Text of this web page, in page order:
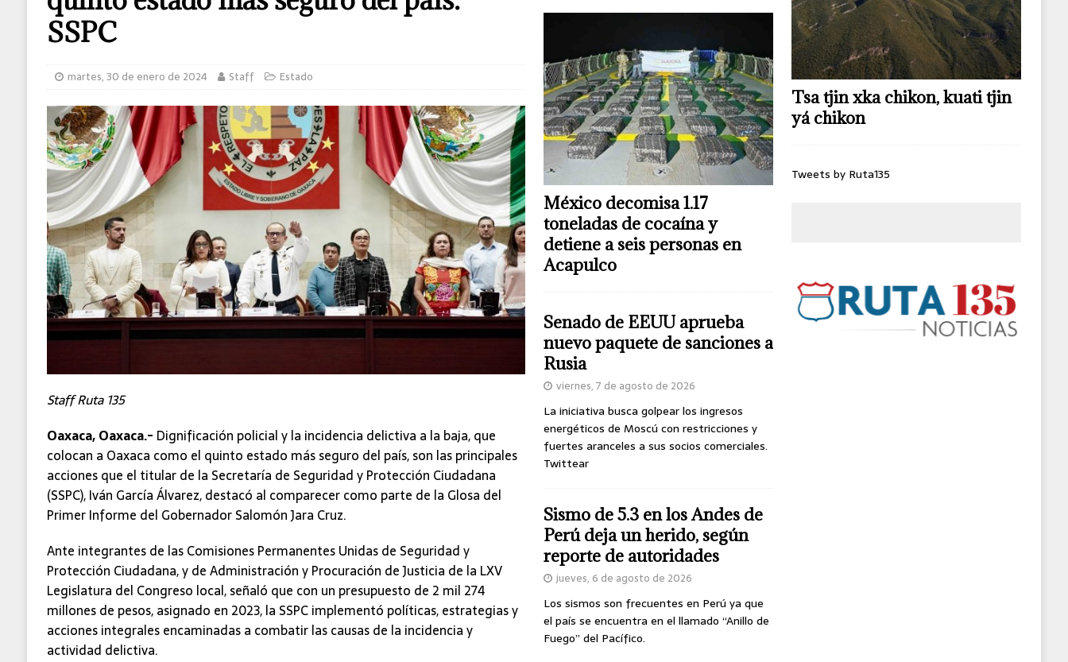
Ecatepec
ESTADO
SSPC
martes, 30 de enero de 2024 Staff Estado
Staff Ruta 135
Oaxaca, Oaxaca.- Dignificación policial y la incidencia delictiva a la baja, que
colocan a Oaxaca como el quinto estado más seguro del país, son las principales
acciones que el titular de la Secretaría de Seguridad y Protección Ciudadana
(SSPC), Iván García Álvarez, destacó al comparecer como parte de la Glosa del
Primer Informe del Gobernador Salomón Jara Cruz.
Ante integrantes de las Comisiones Permanentes Unidas de Seguridad y
Protección Ciudadana, y de Administración y Procuración de Justicia de la LXV
Legislatura del Congreso local, señaló que con un presupuesto de 2 mil 274
millones de pesos, asignado en 2023, la SSPC implementó políticas, estrategias y
acciones integrales encaminadas a combatir las causas de la incidencia y
actividad delictiva.
México decomisa 1.17
toneladas de cocaína y
detiene a seis personas en
Acapulco
Senado de EEUU aprueba
nuevo paquete de sanciones a
Rusia
viernes, 7 de agosto de 2026
La iniciativa busca golpear los ingresos
energéticos de Moscú con restricciones y
fuertes aranceles a sus socios comerciales.
Twittear
Sismo de 5.3 en los Andes de
Perú deja un herido, según
reporte de autoridades
jueves, 6 de agosto de 2026
Los sismos son frecuentes en Perú ya que
el país se encuentra en el llamado “Anillo de
Fuego” del Pacífico.
Tsa tjin xka chikon, kuati tjin
yá chikon
Tweets by Ruta135